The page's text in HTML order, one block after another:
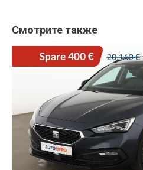
Смотрите также